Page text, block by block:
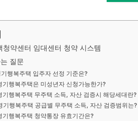
청약센터 임대센터 청약 시스템
질문
기행복주택 입주자 선정 기준은?
기행복주택은 미성년자 신청가능한가?
기행복주택 무주택 소득, 자산 검증시 해당세대란?
기행복주택 공급별 무주택 소득, 자산 검증범위는?
기행복주택 청약통장 유효기간은?